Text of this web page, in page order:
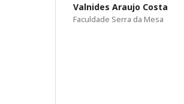
Valnides Araujo Costa
Faculdade Serra da Mesa